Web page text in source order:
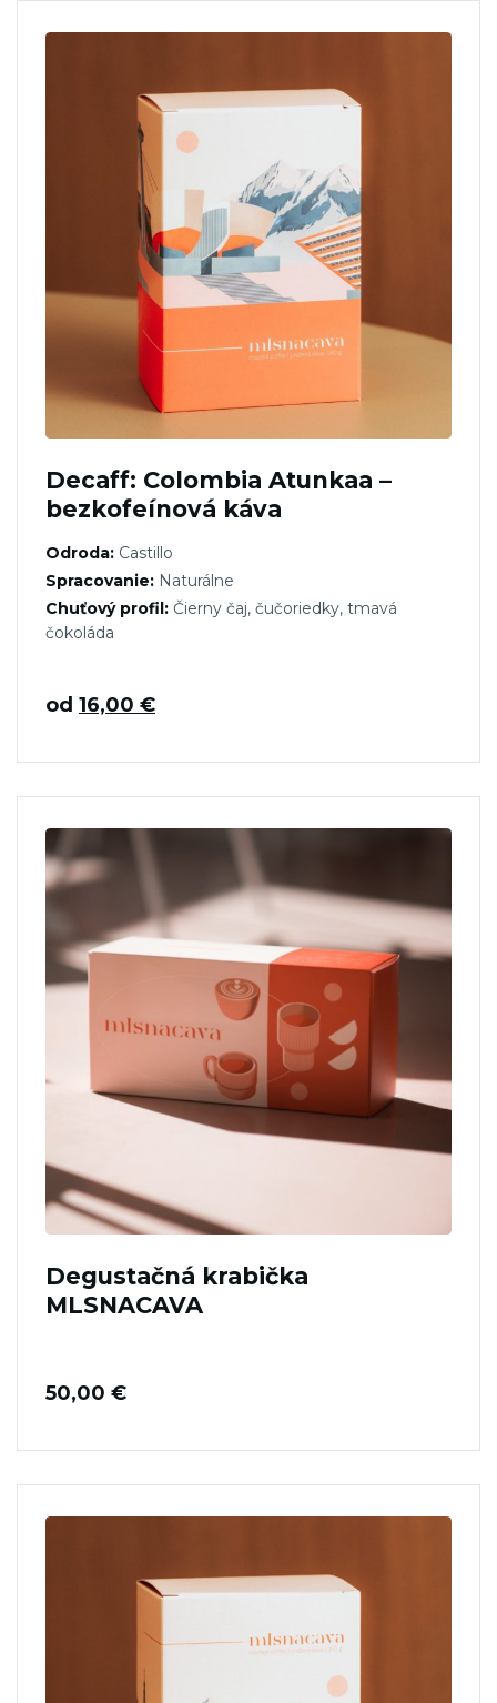
Decaff: Colombia Atunkaa –
bezkofeínová káva
Odroda: Castillo
Spracovanie: Naturálne
Chuťový profil: Čierny čaj, čučoriedky, tmavá
čokoláda
od 16,00 €
Degustačná krabička
MLSNACAVA
50,00 €